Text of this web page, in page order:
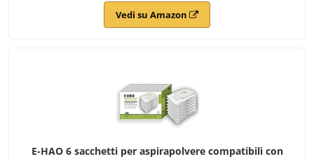
Vedi su Amazon
E-HAO 6 sacchetti per aspirapolvere compatibili con